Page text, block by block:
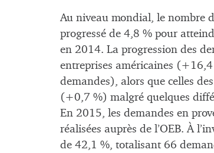
Au niveau mondial, le nombre
progressé de 4,8 % pour
en 2014. La progression des
entreprises américaines
demandes), alors que celles
(+0,7 %) malgré quelques
En 2015, les demandes en
réalisées auprès de l’OEB. À
de 42,1 %, totalisant 66